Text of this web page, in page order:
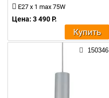
E27 x 1 max 75W
Цена: 3 490 Р.
Купить
150346